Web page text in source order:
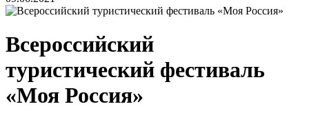
Всероссийский
туристический фестиваль
«Моя Россия»